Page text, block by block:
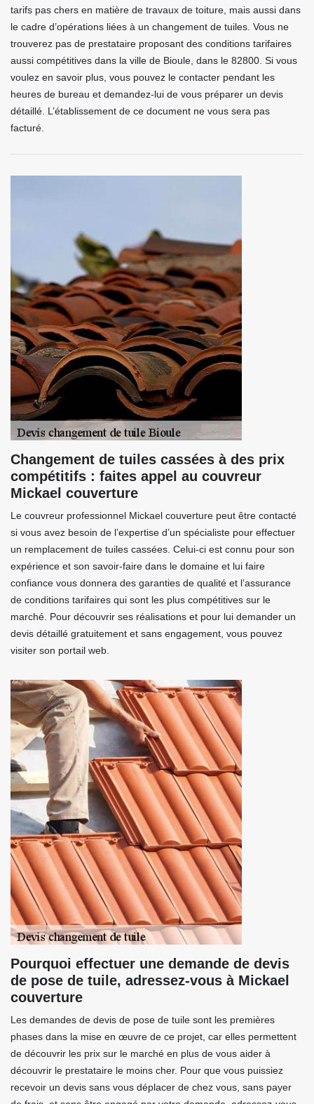
tarifs pas chers en matière de travaux de toiture, mais aussi dans
le cadre d’opérations liées à un changement de tuiles. Vous ne
trouverez pas de prestataire proposant des conditions tarifaires
aussi compétitives dans la ville de Bioule, dans le 82800. Si vous
voulez en savoir plus, vous pouvez le contacter pendant les
heures de bureau et demandez-lui de vous préparer un devis
détaillé. L’établissement de ce document ne vous sera pas
facturé.
Changement de tuiles cassées à des prix
compétitifs : faites appel au couvreur
Mickael couverture
Le couvreur professionnel Mickael couverture peut être contacté
si vous avez besoin de l’expertise d’un spécialiste pour effectuer
un remplacement de tuiles cassées. Celui-ci est connu pour son
expérience et son savoir-faire dans le domaine et lui faire
confiance vous donnera des garanties de qualité et l’assurance
de conditions tarifaires qui sont les plus compétitives sur le
marché. Pour découvrir ses réalisations et pour lui demander un
devis détaillé gratuitement et sans engagement, vous pouvez
visiter son portail web.
Pourquoi effectuer une demande de devis
de pose de tuile, adressez-vous à Mickael
couverture
Les demandes de devis de pose de tuile sont les premières
phases dans la mise en œuvre de ce projet, car elles permettent
de découvrir les prix sur le marché en plus de vous aider à
découvrir le prestataire le moins cher. Pour que vous puissiez
recevoir un devis sans vous déplacer de chez vous, sans payer